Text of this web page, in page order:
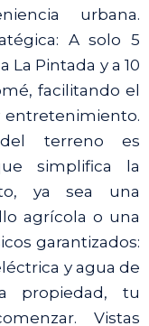
urbana.
A solo 5
Pintada y a 10
facilitando el
entretenimiento.
terreno es
simplifica la
ya sea una
agrícola o una
garantizados:
y agua de
propiedad, tu
Vistas